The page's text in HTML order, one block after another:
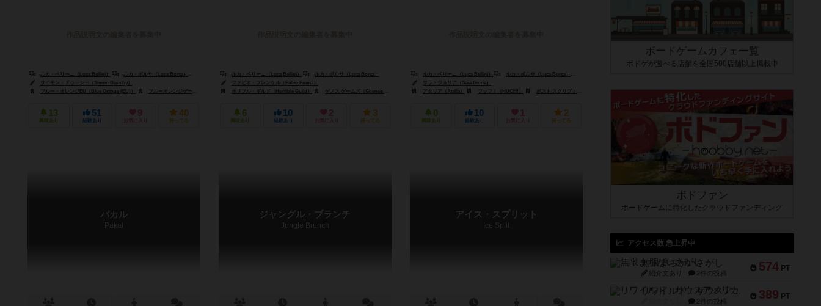
ルカ・ベリーニ（Luca Bellini） ルカ・ボルサ（Luca Borsa）
カルロ・ランザヴェッキア（Carlo Emanuele Lanzavecchia）
サイモン・ドゥーシー（Simon Douchy）
ブルー・オレンジEU（Blue Orange (EU)）
ブルーオレンジゲームズ（Blue Orange Games）
13
興味あり
51
経験あり
9
お気に入り
40
持ってる
ルカ・ベリーニ（Luca Bellini）
ルカ・ボルサ（Luca Borsa）
ファビオ・フレンケル（Fabio Frencl）
ホリブル・ギルド（Horrible Guild）
ゲノス ゲームズ（Ghenos Games）
6
興味あり
10
経験あり
2
お気に入り
3
持ってる
ルカ・ベリーニ（Luca Bellini） ルカ・ボルサ（Luca Borsa）
サラ・ジョリア（Sara Gioria）
アタリア（Atalia）
フッフ！（HUCH!） ポスト スクリプトム（Post Scriptum）
0
興味あり
10
経験あり
1
お気に入り
2
持ってる
パカル
Pakal
ジャングル・ブランチ
Jungle Brunch
アイス・スプリット
Ice Split
ボードゲームカフェ一覧
ボドゲが遊べる店舗を全国500店舗以上掲載中
ボドファン
ボードゲームに特化したクラウドファンディング
アクセス数 急上昇中
574 PT
無限まちがいさがし
紹介文あり 2件の投稿
389 PT
リワイルド：サウスアメリカ
2件の投稿